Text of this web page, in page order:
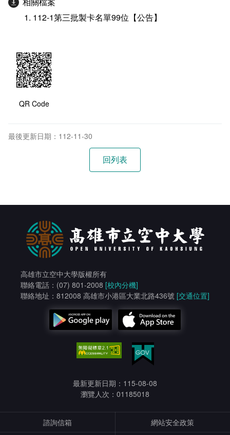
112-1第三批製卡名單99位【公告】
QR Code
最後更新日期：112-11-30
高雄市立空中大學版權所有
聯絡電話：(07) 801-2008 [校內分機]
聯絡地址：812008 高雄市小港區大業北路436號 [交通位置]
最新更新日期：115-08-08
瀏覽人次：01185018
諮詢信箱 網站安全政策